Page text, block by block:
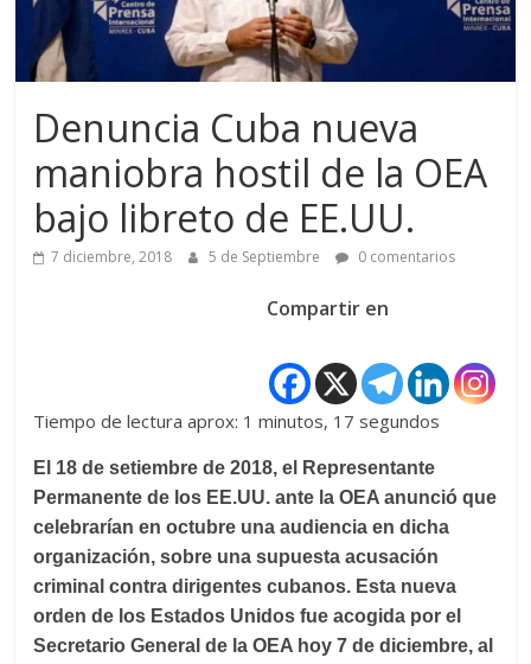
Denuncia Cuba nueva
maniobra hostil de la OEA
bajo libreto de EE.UU.
7 diciembre, 2018 5 de Septiembre 0 comentarios
Compartir en
Tiempo de lectura aprox: 1 minutos, 17 segundos
El 18 de setiembre de 2018, el Representante
Permanente de los EE.UU. ante la OEA anunció que
celebrarían en octubre una audiencia en dicha
organización, sobre una supuesta acusación
criminal contra dirigentes cubanos. Esta nueva
orden de los Estados Unidos fue acogida por el
Secretario General de la OEA hoy 7 de diciembre, al